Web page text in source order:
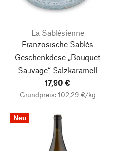
La Sablésienne
Französische Sablés
Geschenkdose „Bouquet
Sauvage“ Salzkaramell
17,90 €
Grundpreis: 102,29 €/kg
Neu